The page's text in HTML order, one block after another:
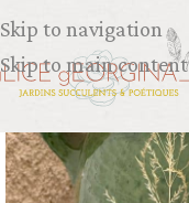
Skip to navigation
Skip to main content